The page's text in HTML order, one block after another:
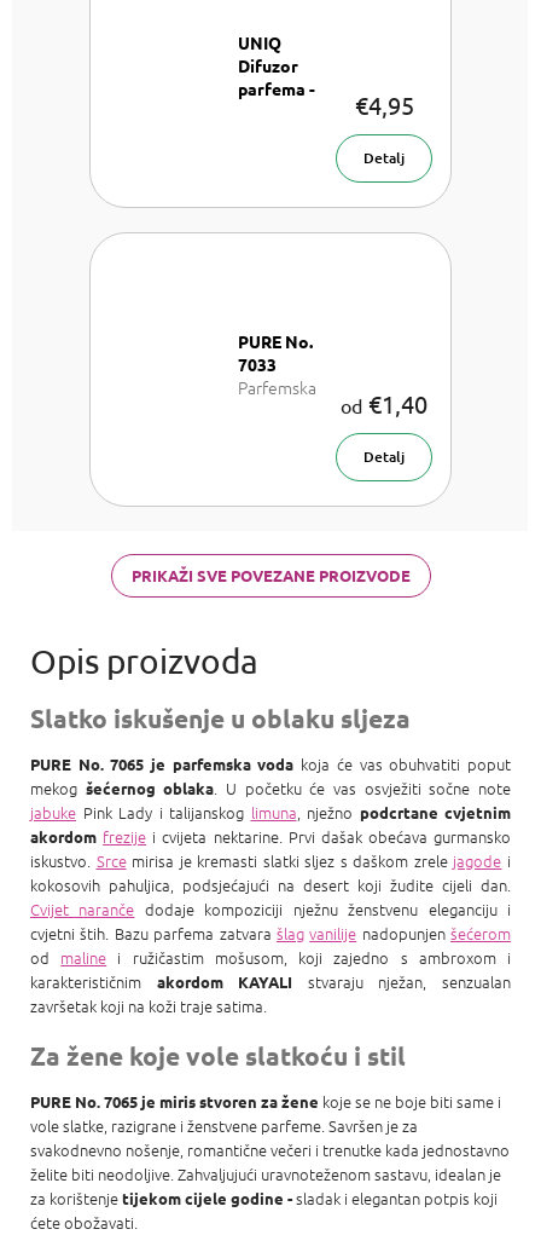
UNIQ
Difuzor
parfema -
€4,95
Detalj
PURE No.
7033
Parfemska
od €1,40
Detalj
PRIKAŽI SVE POVEZANE PROIZVODE
Slatko iskušenje u oblaku sljeza
PURE No. 7065 je parfemska voda koja će vas obuhvatiti poput
mekog šećernog oblaka. U početku će vas osvježiti sočne note
jabuke Pink Lady i talijanskog limuna, nježno podcrtane cvjetnim
akordom frezije i cvijeta nektarine. Prvi dašak obećava gurmansko
iskustvo. Srcemirisa je kremasti slatki sljez s daškom zrele jagode i
kokosovih pahuljica, podsjećajući na desert koji žudite cijeli dan.
Cvijet naranče dodaje kompoziciji nježnu ženstvenu eleganciju i
cvjetni štih. Bazu parfema zatvara šlag vanilije nadopunjen šećerom
od maline i ružičastim mošusom, koji zajedno s ambroxom i
karakterističnim akordom KAYALI
stvaraju nježan, senzualan
završetak koji na koži traje satima.
Za žene koje vole slatkoću i stil
PURE No. 7065 je mirisstvoren za žene koje se ne boje biti same i
vole slatke, razigrane i ženstvene parfeme. Savršen je za
svakodnevno nošenje, romantične večeri i trenutke kada jednostavno
želite biti neodoljive. Zahvaljujući uravnoteženom sastavu, idealan je
za korištenjetijekom cijele godine -sladak i elegantan potpis koji
ćete obožavati.